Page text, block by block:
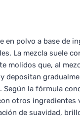
en polvo a base de
La mezcla suele
molidos que, al
depositan
Según la fórmula
otros ingredientes
de suavidad,